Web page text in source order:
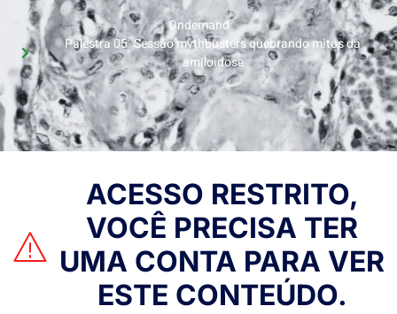
Ondemand
Palestra 05- Sessão mythbusters quebrando mitos da
amiloidose
ACESSO RESTRITO,
VOCÊ PRECISA TER
UMA CONTA PARA VER
ESTE CONTEÚDO.